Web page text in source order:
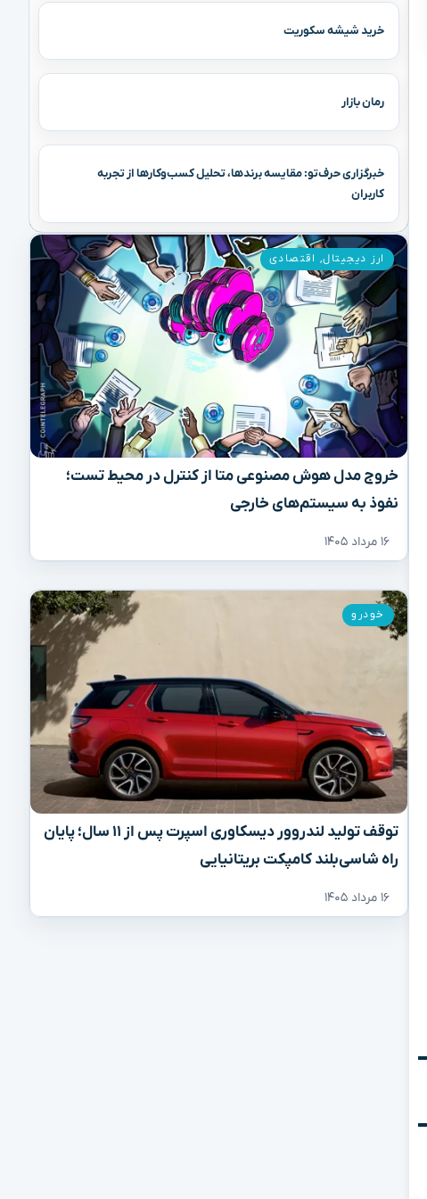
خرید شیشه سکوریت
رمان بازار
خبرگزاری حرف‌تو: مقایسه برندها، تحلیل کسب‌وکارها از تجربه
کاربران
خروج مدل هوش مصنوعی متا از کنترل در محیط تست؛
نفوذ به سیستم‌های خارجی
۱۶ مرداد ۱۴۰۵
ارز دیجیتال, اقتصادی
توقف تولید لندروور دیسکاوری اسپرت پس از ۱۱ سال؛ پایان
راه شاسی‌بلند کامپکت بریتانیایی
۱۶ مرداد ۱۴۰۵
خودرو